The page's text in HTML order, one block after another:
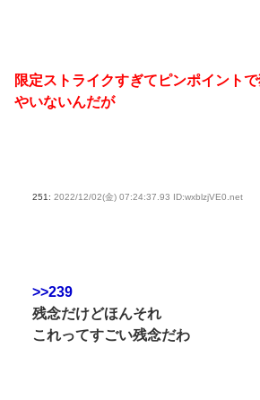
限定ストライクすぎてピンポイント
やいないんだが
251: 2022/12/02(金) 07:24:37.93 ID:wxblzjVE0.net
>>239
残念だけどほんそれ
これってすごい残念だわ